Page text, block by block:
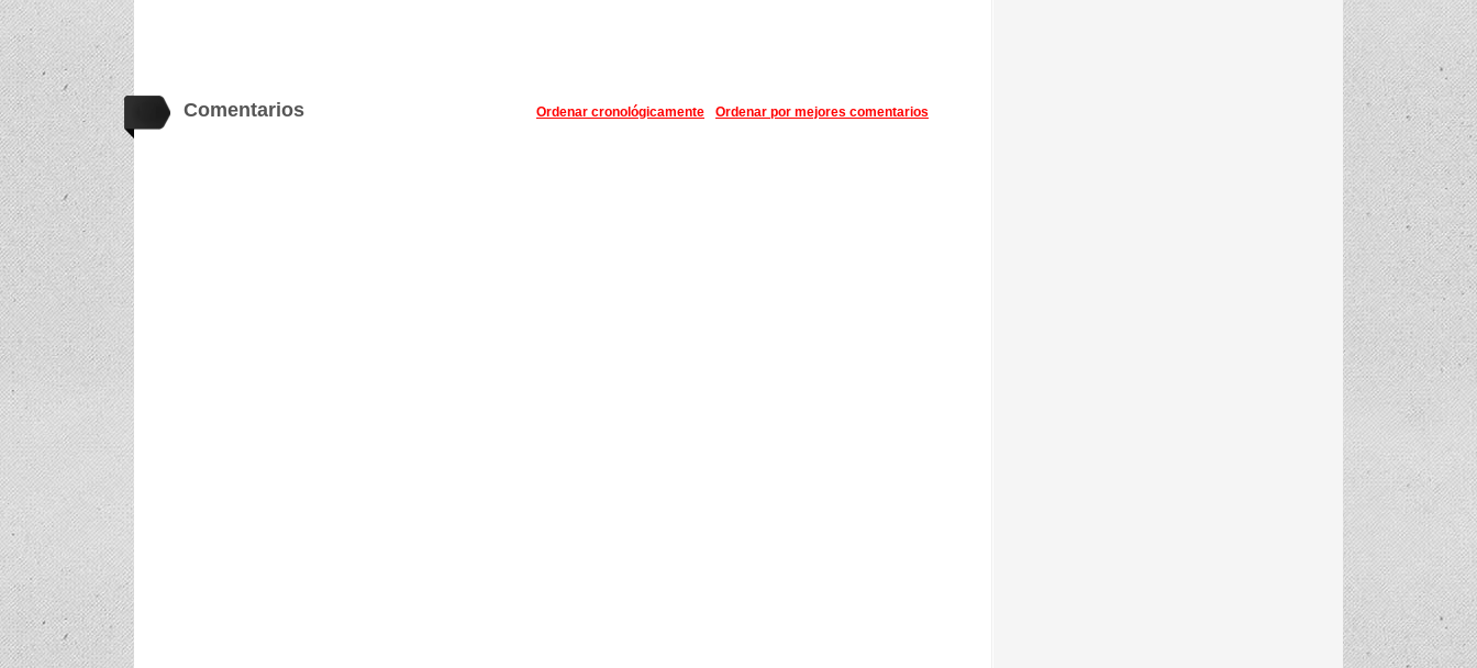
Comentarios Ordenar por mejores comentarios
Ordenar cronológicamente